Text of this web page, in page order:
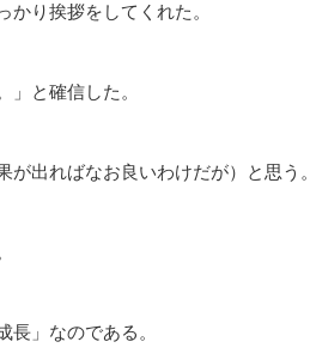
り挨拶をしてくれた。
」と確信した。
出ればなお良いわけだが）と思う。
」なのである。